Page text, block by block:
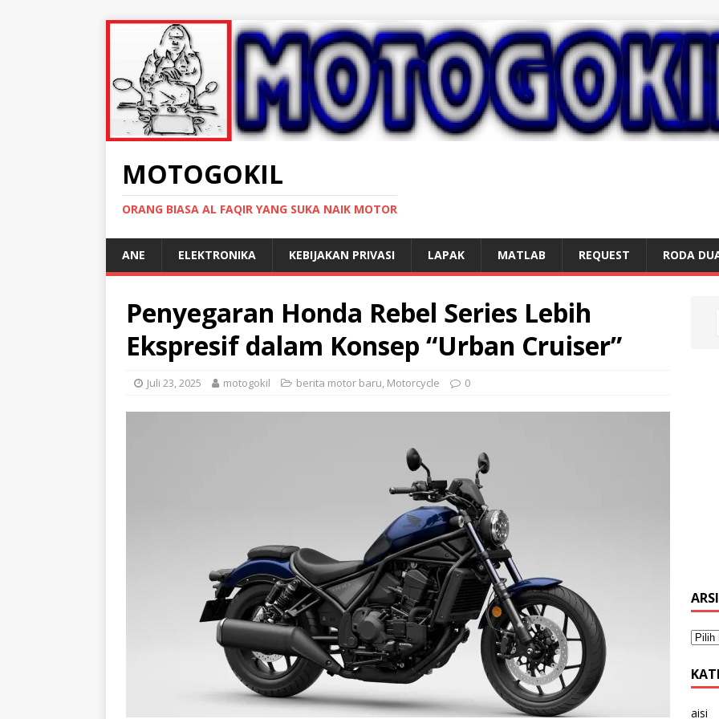
MOTOGOKIL
ORANG BIASA AL FAQIR YANG SUKA NAIK MOTOR
ANE ELEKTRONIKA KEBIJAKAN PRIVASI LAPAK MATLAB REQUEST RODA
Penyegaran Honda Rebel Series Lebih
Ekspresif dalam Konsep “Urban Cruiser”
Juli 23, 2025 motogokil berita motor baru, Motorcycle 0
aisi